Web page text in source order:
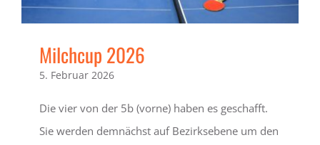
Milchcup 2026
5. Februar 2026
Die vier von der 5b (vorne) haben es geschafft.
Sie werden demnächst auf Bezirksebene um den